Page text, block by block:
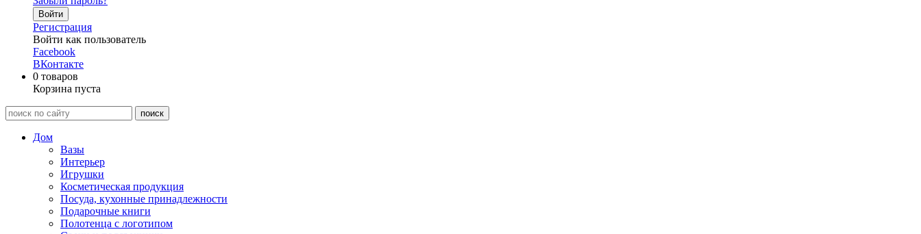
Войти
Регистрация
Войти как пользователь
Facebook
ВКонтакте
0 товаров
Корзина пуста
Дом
Вазы
Интерьер
Игрушки
Косметическая продукция
Посуда, кухонные принадлежности
Подарочные книги
Полотенца с логотипом